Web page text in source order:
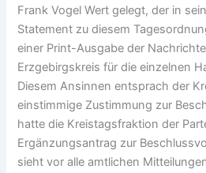
Frank Vogel Wert gelegt, der in
Statement zu diesem
einer Print-Ausgabe der
Erzgebirgskreis für die einzelnen
Diesem Ansinnen entsprach der
einstimmige Zustimmung zur
hatte die Kreistagsfraktion der
Ergänzungsantrag zur
sieht vor alle amtlichen